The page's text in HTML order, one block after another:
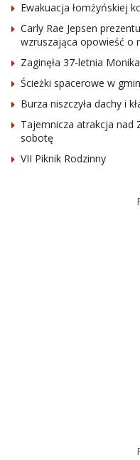
Ewakuacja łomżyńskiej
Carly Rae Jepsen
wzruszająca opowieść o
Zaginęła 37-letnia
Ścieżki spacerowe w
Burza niszczyła dachy i
Tajemnicza atrakcja nad
sobotę
VII Piknik Rodzinny